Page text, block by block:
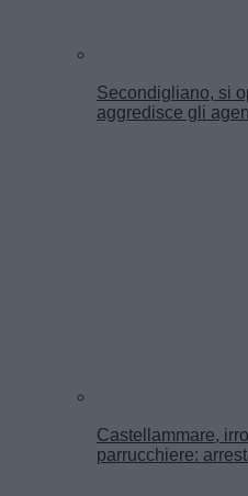
Secondigliano, si
aggredisce gli
Castellammare,
parrucchiere: